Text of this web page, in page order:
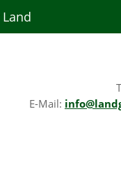
E-Mail: